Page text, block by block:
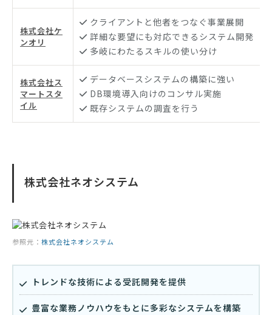
株式会社ケ
ンオリ
クライアントと他者をつなぐ事業展開
詳細な要望にも対応できるシステム開発
多岐にわたるスキルの使い分け
株式会社ス
マートスタ
イル
データベースシステムの構築に強い
DB環境導入向けのコンサル実施
既存システムの調査を行う
株式会社ネオシステム
参照元： 株式会社ネオシステム
トレンドな技術による受託開発を提供
豊富な業務ノウハウをもとに多彩なシステムを構築